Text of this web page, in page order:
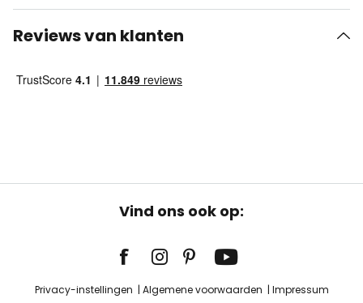
Reviews van klanten
Vind ons ook op:
Privacy-instellingen Algemene voorwaarden Impressum